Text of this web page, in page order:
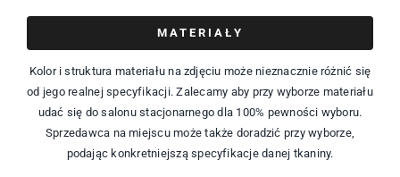
MATERIAŁY
Kolor i struktura materiału na zdjęciu może nieznacznie różnić się
od jego realnej specyfikacji. Zalecamy aby przy wyborze materiału
udać się do salonu stacjonarnego dla 100% pewności wyboru.
Sprzedawca na miejscu może także doradzić przy wyborze,
podając konkretniejszą specyfikacje danej tkaniny.